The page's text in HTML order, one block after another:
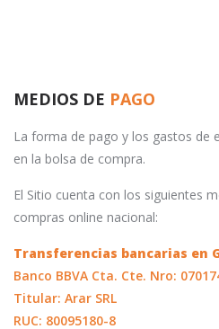
MEDIOS DE PAGO
La forma de pago y los gastos de
en la bolsa de compra.
El Sitio cuenta con los siguientes
compras online nacional:
Transferencias bancarias en
Banco BBVA Cta. Cte. Nro:
Titular: Arar SRL
RUC: 80095180-8